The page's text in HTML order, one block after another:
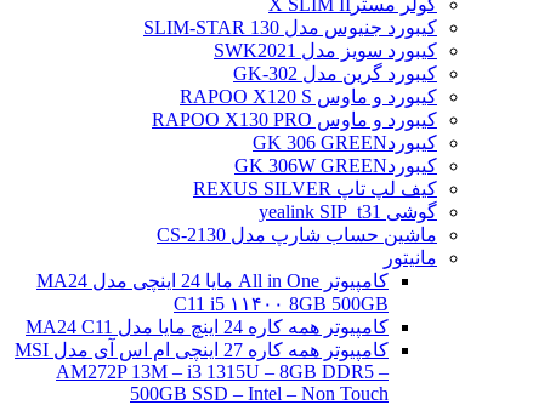
کولر مسترX SLIM II
کیبورد جنیوس مدل SLIM-STAR 130
کیبورد سویز مدل SWK2021
کیبورد گرین مدل GK-302
کیبورد و ماوس RAPOO X120 S
کیبورد و ماوس RAPOO X130 PRO
کیبوردGK 306 GREEN
کیبوردGK 306W GREEN
کیف لپ تاپ REXUS SILVER
گوشی yealink SIP_t31
ماشین حساب شارپ مدل CS-2130
مانیتور
کامپیوتر All in One مایا 24 اینچی مدل MA24
C11 i5 ۱۱۴۰۰ 8GB 500GB
کامپیوتر همه کاره 24 اینچ مایا مدل MA24 C11
کامپیوتر همه کاره 27 اینچی ام اس آی مدل MSI
AM272P 13M – i3 1315U – 8GB DDR5 –
500GB SSD – Intel – Non Touch